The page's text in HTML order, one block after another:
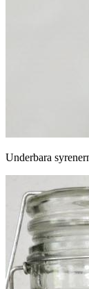
Underbara